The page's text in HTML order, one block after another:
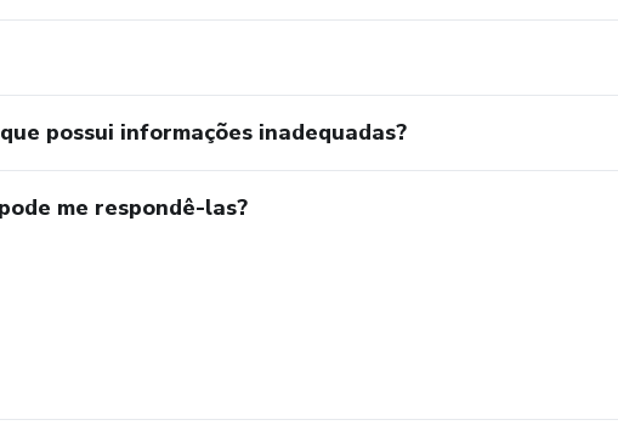
possui informações inadequadas?
me respondê-las?